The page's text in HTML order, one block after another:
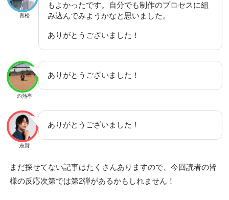
青松
もよかったです。自分でも制作のプロセスに組
み込んでみようかなと思いました。
ありがとうございました！
灼熱亭
ありがとうございました！
志賀
ありがとうございました！
まだ探せてない記事はたくさんありますので、今回読者の皆
様の反応次第では第2弾があるかもしれません！